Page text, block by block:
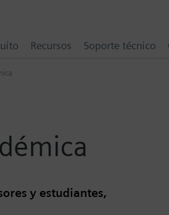
y estudiantes,
Recursos Soporte técnico